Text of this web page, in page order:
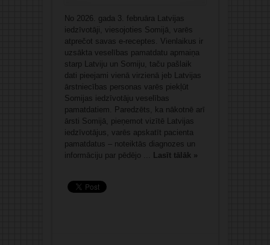
No 2026. gada 3. februāra Latvijas
iedzīvotāji, viesojoties Somijā, varēs
atprečot savas e-receptes. Vienlaikus ir
uzsākta veselības pamatdatu apmaiņa
starp Latviju un Somiju, taču pašlaik
dati pieejami vienā virzienā jeb Latvijas
ārstniecības personas varēs piekļūt
Somijas iedzīvotāju veselības
pamatdatiem. Paredzēts, ka nākotnē arī
ārsti Somijā, pieņemot vizītē Latvijas
iedzīvotājus, varēs apskatīt pacienta
pamatdatus – noteiktās diagnozes un
informāciju par pēdējo ... Lasīt tālāk »